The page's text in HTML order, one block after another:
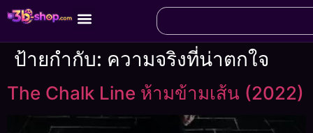
ป้ายกำกับ: ความจริงที่น่าตกใจ
The Chalk Line ห้ามข้ามเส้น (2022)